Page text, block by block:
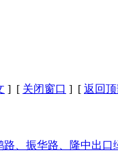
] [ 关闭窗口 ] [ 返回
路、振华路、隆中出口